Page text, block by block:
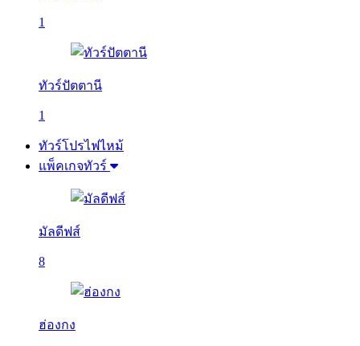
1
ทัวร์ปัตตานี
1
ทัวร์โปรไฟไหม้
แพ็คเกจทัวร์
มัลดีฟส์
8
ฮ่องกง